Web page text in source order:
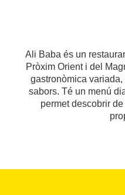
Ali Baba és un
Pròxim Orient i del
gastronòmica
sabors. Té un menú
permet descobrir